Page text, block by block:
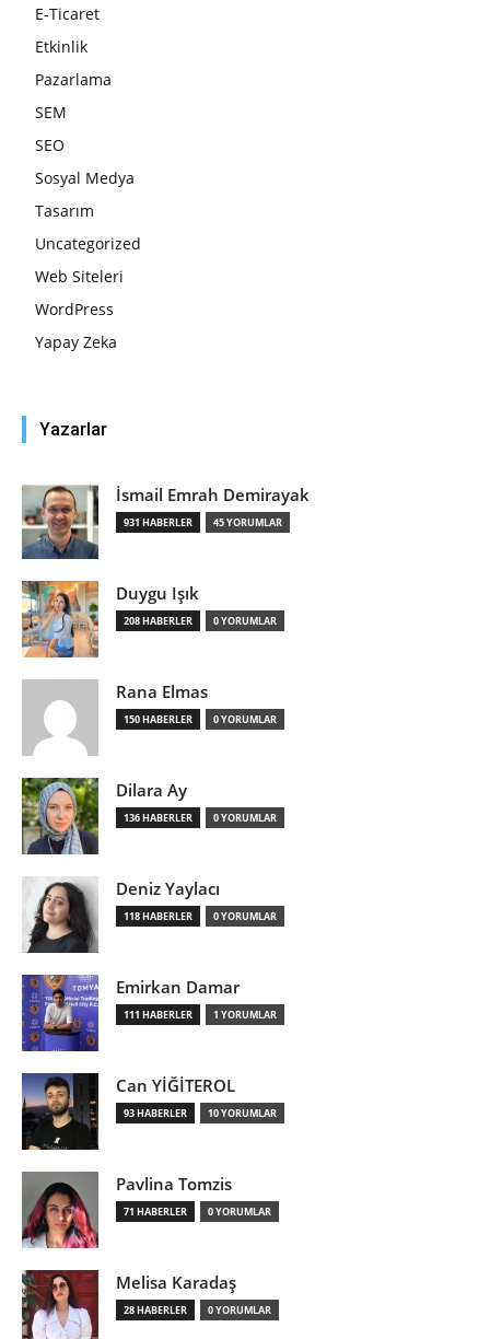
E-Ticaret
Etkinlik
Pazarlama
SEM
SEO
Sosyal Medya
Tasarım
Uncategorized
Web Siteleri
WordPress
Yapay Zeka
Yazarlar
İsmail Emrah Demirayak
931 HABERLER 45 YORUMLAR
Duygu Işık
208 HABERLER 0 YORUMLAR
Rana Elmas
150 HABERLER 0 YORUMLAR
Dilara Ay
136 HABERLER 0 YORUMLAR
Deniz Yaylacı
118 HABERLER 0 YORUMLAR
Emirkan Damar
111 HABERLER 1 YORUMLAR
Can YİĞİTEROL
93 HABERLER 10 YORUMLAR
Pavlina Tomzis
71 HABERLER 0 YORUMLAR
Melisa Karadaş
28 HABERLER 0 YORUMLAR